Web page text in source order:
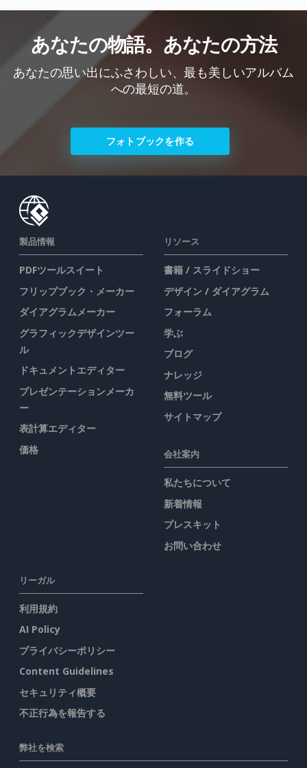
あなたの物語。あなたの方法
あなたの思い出にふさわしい、最も美しいアルバム
への最短の道。
フォトブックを作る
製品情報
PDFツールスイート
フリップブック・メーカー
ダイアグラムメーカー
グラフィックデザインツー
ル
ドキュメントエディター
プレゼンテーションメーカ
ー
表計算エディター
価格
リソース
書籍 / スライドショー
デザイン / ダイアグラム
フォーラム
学ぶ
ブログ
ナレッジ
無料ツール
サイトマップ
会社案内
私たちについて
新着情報
プレスキット
お問い合わせ
リーガル
利用規約
AI Policy
プライバシーポリシー
Content Guidelines
セキュリティ概要
不正行為を報告する
弊社を検索